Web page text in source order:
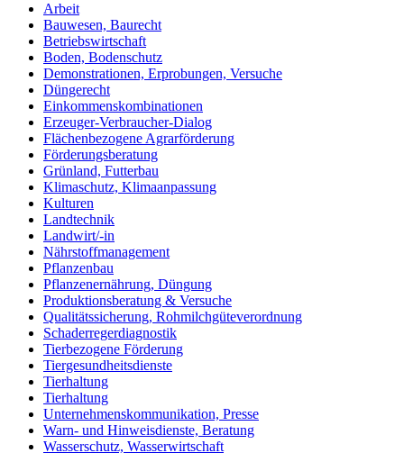
Arbeit
Bauwesen, Baurecht
Betriebswirtschaft
Boden, Bodenschutz
Demonstrationen, Erprobungen, Versuche
Düngerecht
Einkommenskombinationen
Erzeuger-Verbraucher-Dialog
Flächenbezogene Agrarförderung
Förderungsberatung
Grünland, Futterbau
Klimaschutz, Klimaanpassung
Kulturen
Landtechnik
Landwirt/-in
Nährstoffmanagement
Pflanzenbau
Pflanzenernährung, Düngung
Produktionsberatung & Versuche
Qualitätssicherung, Rohmilchgüteverordnung
Schaderregerdiagnostik
Tierbezogene Förderung
Tiergesundheitsdienste
Tierhaltung
Tierhaltung
Unternehmenskommunikation, Presse
Warn- und Hinweisdienste, Beratung
Wasserschutz, Wasserwirtschaft